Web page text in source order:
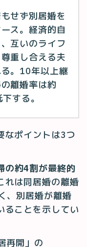
せず別居婚を
ス。経済的自
互いのライフ
重し合える夫
。10年以上継
離婚率は約
する。
なポイントは3つ
の約4割が最終的
れは同居婚の離婚
、別居婚が離婚
ることを示してい
再開」の